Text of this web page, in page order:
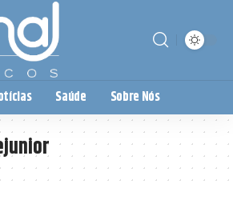
Saúde Sobre Nós